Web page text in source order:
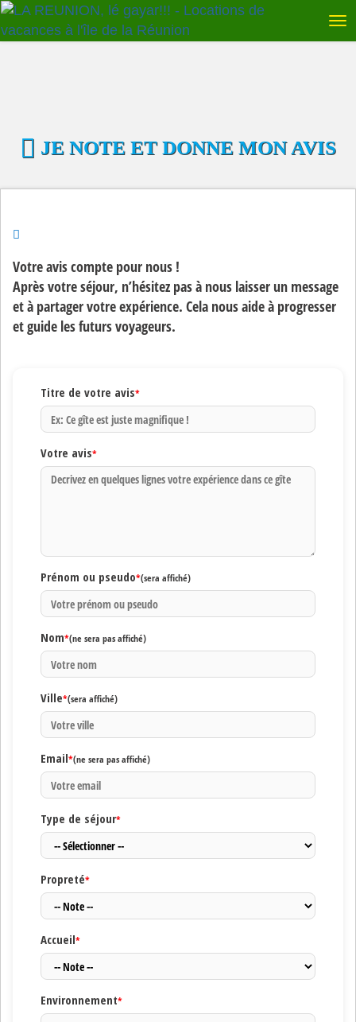
JE NOTE ET DONNE MON AVIS
Votre avis compte pour nous !
Après votre séjour, n’hésitez pas à nous laisser un message
et à partager votre expérience. Cela nous aide à progresser
et guide les futurs voyageurs.
Titre de votre avis*
Votre avis*
Prénom ou pseudo*(sera affiché)
Nom*(ne sera pas affiché)
Ville*(sera affiché)
Email*(ne sera pas affiché)
Type de séjour*
Propreté*
Accueil*
Environnement*